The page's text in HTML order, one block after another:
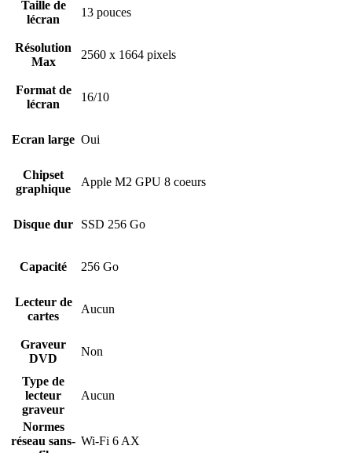
Taille de
lécran
13 pouces
Résolution
Max
2560 x 1664 pixels
Format de
lécran
16/10
Ecran large Oui
Chipset
graphique
Apple M2 GPU 8 coeurs
Disque dur SSD 256 Go
Capacité 256 Go
Lecteur de
cartes
Aucun
Graveur
DVD
Non
Type de
lecteur
graveur
Aucun
Normes
réseau sans- Wi-Fi 6 AX